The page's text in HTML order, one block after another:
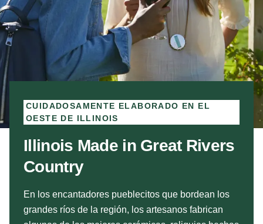
Illinois Made in Great Rivers
Country
CUIDADOSAMENTE ELABORADO EN EL
OESTE DE ILLINOIS
En los encantadores pueblecitos que bordean los
grandes ríos de la región, los artesanos fabrican